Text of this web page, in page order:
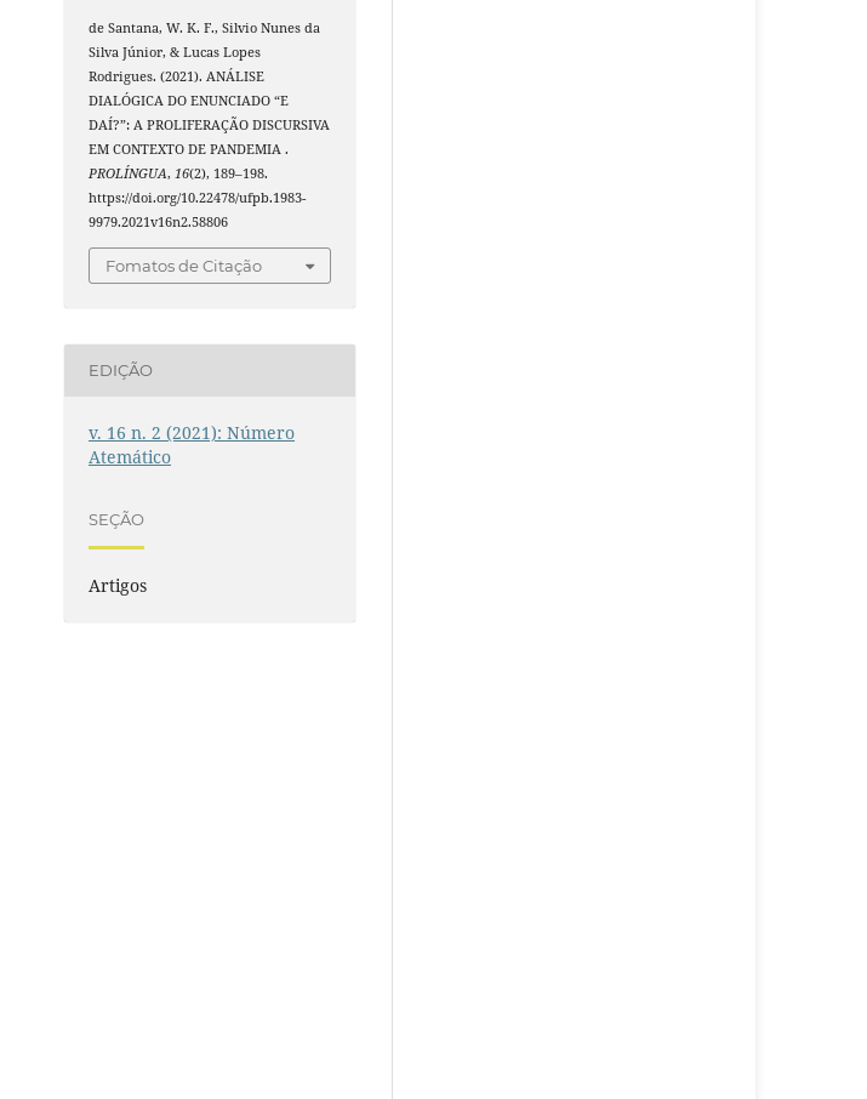
de Santana, W. K. F., Silvio Nunes da
Silva Júnior, & Lucas Lopes
Rodrigues. (2021). ANÁLISE
DIALÓGICA DO ENUNCIADO “E
DAÍ?”: A PROLIFERAÇÃO DISCURSIVA
EM CONTEXTO DE PANDEMIA .
PROLÍNGUA,16(2), 189–198.
https://doi.org/10.22478/ufpb.1983-
9979.2021v16n2.58806
Fomatos de Citação
EDIÇÃO
v. 16 n. 2 (2021): Número
Atemático
SEÇÃO
Artigos